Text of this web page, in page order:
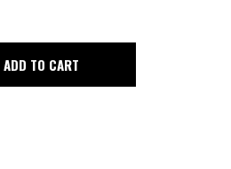
ADD TO CART